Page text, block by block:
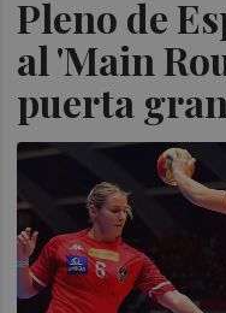
Pleno de
al 'Main
puerta